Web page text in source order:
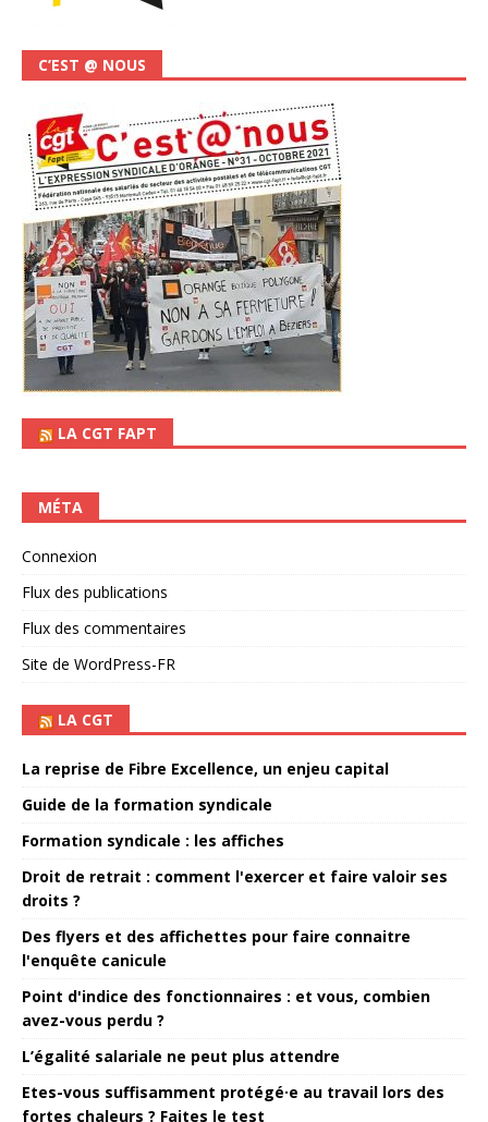
C’EST @ NOUS
LA CGT FAPT
MÉTA
Connexion
Flux des publications
Flux des commentaires
Site de WordPress-FR
LA CGT
La reprise de Fibre Excellence, un enjeu capital
Guide de la formation syndicale
Formation syndicale : les affiches
Droit de retrait : comment l'exercer et faire valoir ses
droits ?
Des flyers et des affichettes pour faire connaitre
l'enquête canicule
Point d'indice des fonctionnaires : et vous, combien
avez-vous perdu ?
L’égalité salariale ne peut plus attendre
Etes-vous suffisamment protégé·e au travail lors des
fortes chaleurs ? Faites le test